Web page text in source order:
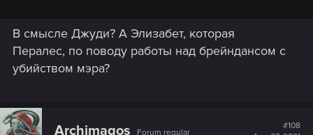
В смысле Джуди? А Элизабет, которая
Пералес, по поводу работы над брейндансом с
убийством мэра?
Archimagos Forum regular
#108